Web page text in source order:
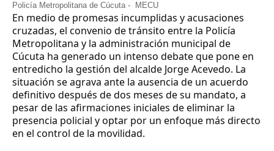
Policía Metropolitana de Cúcuta - MECU
En medio de promesas incumplidas y acusaciones
cruzadas, el convenio de tránsito entre la Policía
Metropolitana y la administración municipal de
Cúcuta ha generado un intenso debate que pone en
entredicho la gestión del alcalde Jorge Acevedo. La
situación se agrava ante la ausencia de un acuerdo
definitivo después de dos meses de su mandato, a
pesar de las afirmaciones iniciales de eliminar la
presencia policial y optar por un enfoque más directo
en el control de la movilidad.